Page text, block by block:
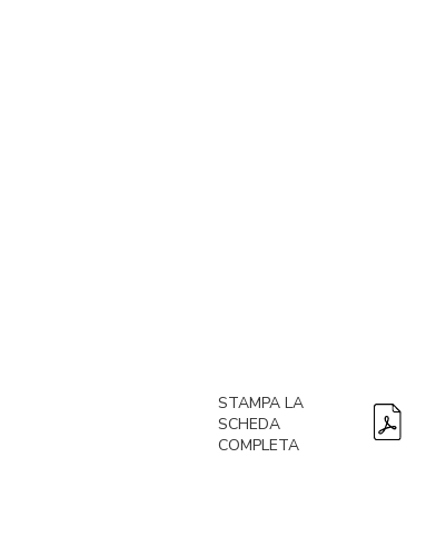
STAMPA LA
SCHEDA
COMPLETA